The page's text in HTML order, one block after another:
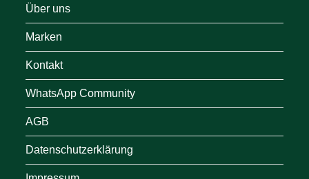
Über uns
Marken
Kontakt
WhatsApp Community
AGB
Datenschutzerklärung